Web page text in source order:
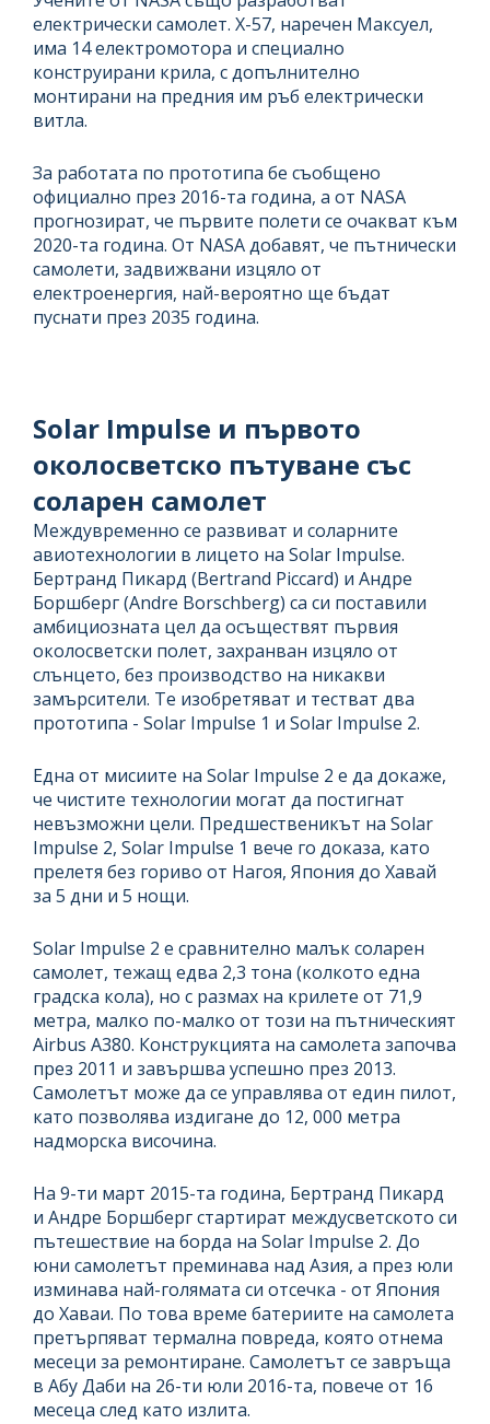
електрически самолет. Х-57, наречен Максуел,
има 14 електромотора и специално
конструирани крила, с допълнително
монтирани на предния им ръб електрически
витла.
За работата по прототипа бе съобщено
официално през 2016-та година, а от NASA
прогнозират, че първите полети се очакват към
2020-та година. От NASA добавят, че пътнически
самолети, задвижвани изцяло от
електроенергия, най-вероятно ще бъдат
пуснати през 2035 година.
Solar Impulse и първото
околосветско пътуване със
соларен самолет
Междувременно се развиват и соларните
авиотехнологии в лицето на Solar Impulse.
Бертранд Пикард (Bertrand Piccard) и Андре
Боршберг (Andre Borschberg) са си поставили
амбициозната цел да осъществят първия
околосветски полет, захранван изцяло от
слънцето, без производство на никакви
замърсители. Те изобретяват и тестват два
прототипа - Solar Impulse 1 и Solar Impulse 2.
Една от мисиите на Solar Impulse 2 е да докаже,
че чистите технологии могат да постигнат
невъзможни цели. Предшественикът на Solar
Impulse 2, Solar Impulse 1 вече го доказа, като
прелетя без гориво от Нагоя, Япония до Хавай
за 5 дни и 5 нощи.
Solar Impulse 2 е сравнително малък соларен
самолет, тежащ едва 2,3 тона (колкото една
градска кола), но с размах на крилете от 71,9
метра, малко по-малко от този на пътническият
Airbus A380. Конструкцията на самолета започва
през 2011 и завършва успешно през 2013.
Самолетът може да се управлява от един пилот,
като позволява издигане до 12, 000 метра
надморска височина.
На 9-ти март 2015-та година, Бертранд Пикард
и Андре Боршберг стартират междусветското си
пътешествие на борда на Solar Impulse 2. До
юни самолетът преминава над Азия, а през юли
изминава най-голямата си отсечка - от Япония
до Хаваи. По това време батериите на самолета
претърпяват термална повреда, която отнема
месеци за ремонтиране. Самолетът се завръща
в Абу Даби на 26-ти юли 2016-та, повече от 16
месеца след като излита.